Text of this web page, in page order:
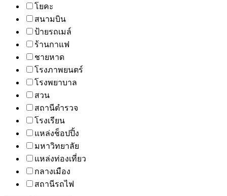
โยคะ
สนามบิน
ป้ายรถเมล์
ร้านกาแฟ
ชายหาด
โรงภาพยนตร์
โรงพยาบาล
สวน
สถานีตำรวจ
โรงเรียน
แหล่งช็อปปิ้ง
มหาวิทยาลัย
แหล่งท่องเที่ยว
กลางเมือง
สถานีรถไฟ